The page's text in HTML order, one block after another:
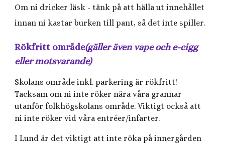
Om ni dricker läsk - tänk på att hälla ut innehållet
innan ni kastar burken till pant, så det inte spiller.
Rökfritt område(gäller även vape och e-cigg
eller motsvarande)
Skolans område inkl. parkering är rökfritt!
Tacksam om ni inte röker nära våra grannar
utanför folkhögskolans område. Viktigt också att
ni inte röker vid våra entréer/infarter.
I Lund är det viktigt att inte röka på innergården